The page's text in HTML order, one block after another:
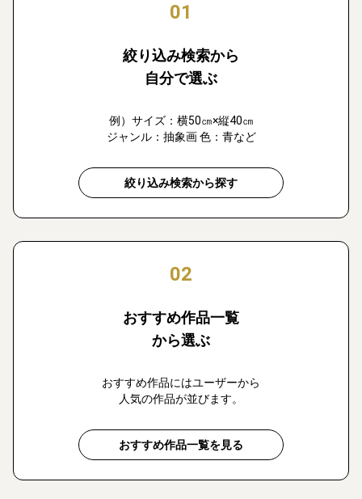
01
絞り込み検索から
自分で選ぶ
例）サイズ：横50㎝×縦40㎝
ジャンル：抽象画 色：青など
絞り込み検索から探す
02
おすすめ作品一覧
から選ぶ
おすすめ作品にはユーザーから
人気の作品が並びます。
おすすめ作品一覧を見る